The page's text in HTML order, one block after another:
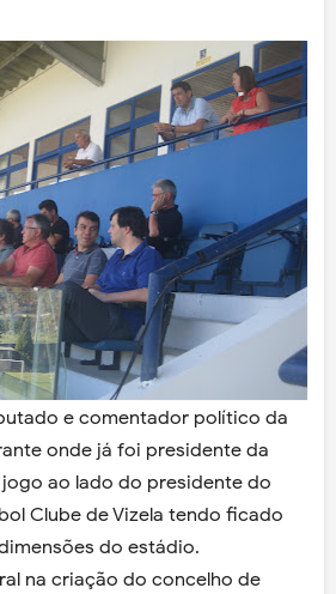
e comentador político da
onde já foi presidente da
ao lado do presidente do
Clube de Vizela tendo ficado
do estádio.
na criação do concelho de